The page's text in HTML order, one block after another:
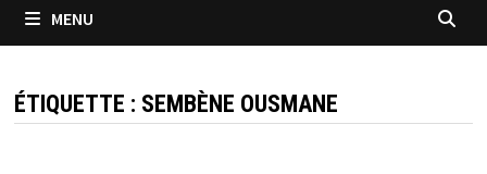
MENU
ÉTIQUETTE : SEMBÈNE OUSMANE